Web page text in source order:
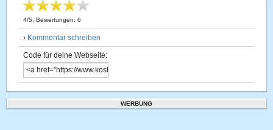
4/5 , Bewertungen:6
› Kommentar schreiben
Code für deine Webseite:
WERBUNG